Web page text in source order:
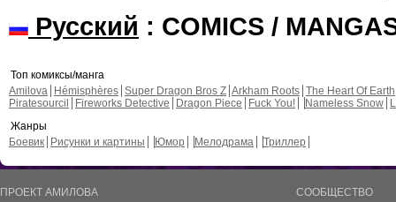
Русский : COMICS /
Топ комиксы/манга
Amilova
Hémisphères Super Dragon Bros Z Arkham Roots The Heart Of Earth
Piratesourcil
Fireworks Detective Dragon Piece Fuck You! Nameless Snow
Жанры
Боевик
Рисунки и картины Юмор Мелодрама Триллер
ПРОЕКТ АМИЛОВА
СООБЩЕСТВО